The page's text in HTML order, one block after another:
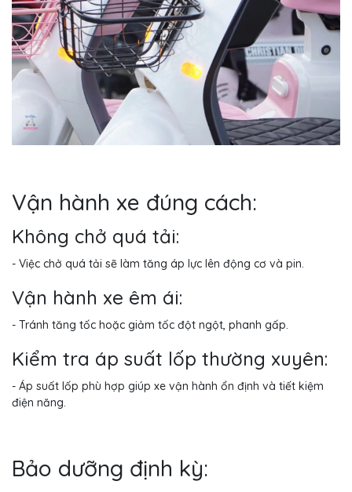
Vận hành xe đúng cách:
Không chở quá tải:
- Việc chở quá tải sẽ làm tăng áp lực lên động cơ và pin.
Vận hành xe êm ái:
- Tránh tăng tốc hoặc giảm tốc đột ngột, phanh gấp.
Kiểm tra áp suất lốp thường xuyên:
- Áp suất lốp phù hợp giúp xe vận hành ổn định và tiết kiệm
điện năng.
Bảo dưỡng định kỳ: